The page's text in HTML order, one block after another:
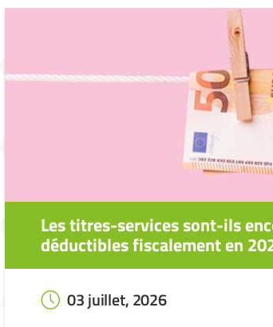
Les titres-services sont-ils
déductibles fiscalement en
03 juillet, 2026